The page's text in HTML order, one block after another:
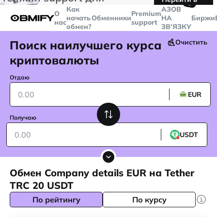
больше
$5000
Telegram
О
нас
Как
начать
обмен?
ОбменникиPremium
support
🤙
AЗОВ
НА
ЗВ'ЯЗКУ
Биржи
Поиск наилучшего курса
криптовалюты
Очистить
Отдаю
EUR
Получаю
USDT
Обмен Company details EUR на Tether
TRC 20 USDT
По рейтингу По курсу